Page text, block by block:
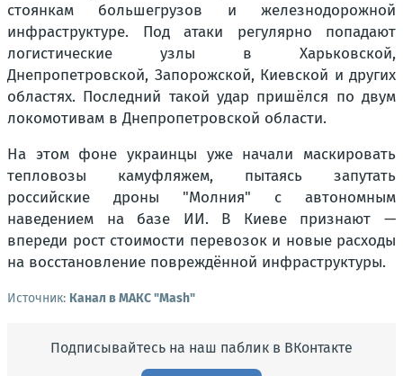
стоянкам большегрузов и железнодорожной
инфраструктуре. Под атаки регулярно попадают
логистические узлы в Харьковской,
Днепропетровской, Запорожской, Киевской и других
областях. Последний такой удар пришёлся по двум
локомотивам в Днепропетровской области.
На этом фоне украинцы уже начали маскировать
тепловозы камуфляжем, пытаясь запутать
российские дроны "Молния" с автономным
наведением на базе ИИ. В Киеве признают —
впереди рост стоимости перевозок и новые расходы
на восстановление повреждённой инфраструктуры.
Источник: Канал в МАКС "Mash"
Подписывайтесь на наш паблик в ВКонтакте